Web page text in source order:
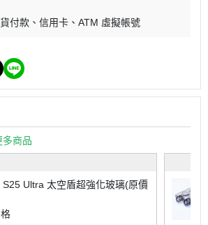
付款 信用卡 ATM 虛擬帳號
多商品
S25 Ultra 太空盾超強化玻璃(原價